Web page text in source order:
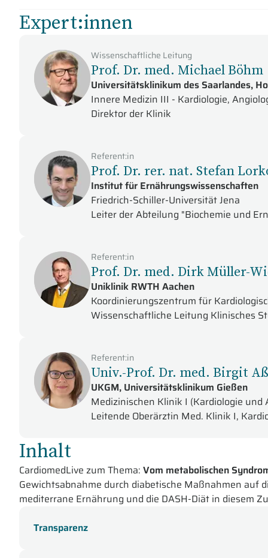
Expert:innen
Wissenschaftliche Leitung
Prof. Dr. med. Michael Böhm
Universitätsklinikum des Saarlandes,
Innere Medizin III - Kardiologie,
Direktor der Klinik
Referent:in
Prof. Dr. rer. nat. Stefan
Institut für Ernährungswissenschaften
Friedrich-Schiller-Universität Jena
Leiter der Abteilung "Biochemie und
Referent:in
Prof. Dr. med. Dirk Müller-
Uniklinik RWTH Aachen
Koordinierungszentrum für
Wissenschaftliche Leitung Klinisches
Referent:in
Univ.-Prof. Dr. med. Birgit
UKGM, Universitätsklinikum Gießen
Medizinischen Klinik I (Kardiologie und
Leitende Oberärztin Med. Klinik I,
Inhalt
CardiomedLive zum Thema: Vom metabolischen
Gewichtsabnahme durch diabetische Maßnahmen auf
mediterrane Ernährung und die DASH-Diät in diesem
prognosereduzierenden Substanzen gibt es?
Transparenz